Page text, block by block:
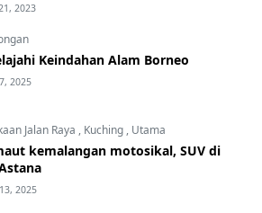
2023
Keindahan Alam Borneo
2025
Jalan Raya , Kuching , Utama
kemalangan motosikal, SUV di
2025